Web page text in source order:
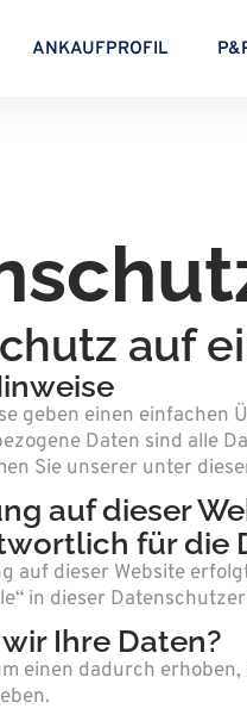
ANKAUFPROFIL
auf
geben einen einfachen
Daten sind alle
Sie unserer unter
auf dieser
für die
auf dieser Website
in dieser
Ihre Daten?
einen dadurch